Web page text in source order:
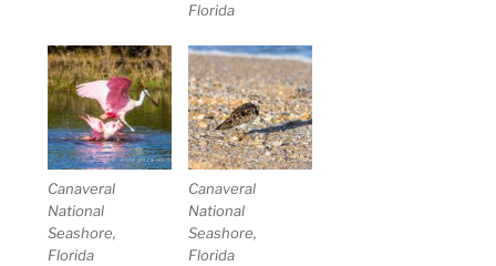
Florida
Canaveral
National
Seashore,
Florida
Canaveral
National
Seashore,
Florida